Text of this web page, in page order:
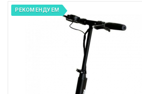
РЕКОМЕНДУЕМ